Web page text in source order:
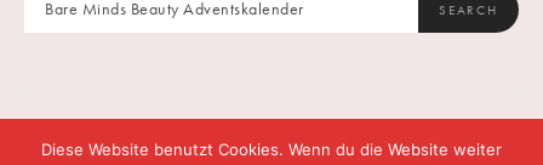
SEARCH
Diese Website benutzt Cookies. Wenn du die Website weiter